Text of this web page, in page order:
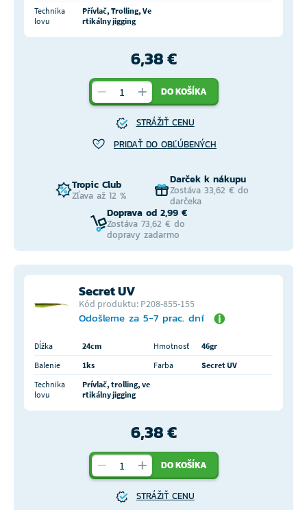
Technika
lovu
Přívlač, Trolling, Ve
rtikálny jigging
6,38 €
DO KOŠÍKA
STRÁŽIŤ CENU
PRIDAŤ DO OBĽÚBENÝCH
Tropic Club
Zľava až 12 %
Darček k nákupu
Zostáva 33,62 € do
darčeka
Doprava od 2,99 €
Zostáva 73,62 € do
dopravy zadarmo
Secret UV
Kód produktu: P208-855-155
Odošleme za 5-7 prac. dní
Dĺžka 24cm Hmotnosť
46gr
Balenie
1ks Farba
Secret UV
Technika
lovu
Prívlač, trolling, ve
rtikálny jigging
6,38 €
DO KOŠÍKA
STRÁŽIŤ CENU